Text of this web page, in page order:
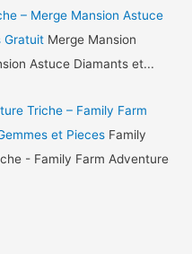
– Merge Mansion Astuce
Gratuit Merge Mansion
Astuce Diamants et...
Triche – Family Farm
et Pieces Family
- Family Farm Adventure